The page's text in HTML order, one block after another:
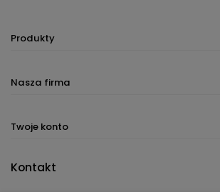
Produkty
Nasza firma
Twoje konto
Kontakt